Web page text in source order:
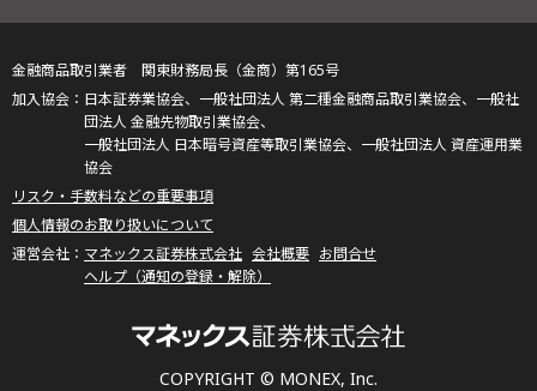
COPYRIGHT © MONEX, Inc.
金融商品取引業者 関東財務局長（金商）第165号
日本証券業協会、一般社団法人 第二種金融商品取引業協会、一般社
団法人 金融先物取引業協会、
一般社団法人 日本暗号資産等取引業協会、一般社団法人 資産運用業
協会
リスク・手数料などの重要事項
個人情報のお取り扱いについて
マネックス証券株式会社 会社概要 お問合せ
ヘルプ（通知の登録・解除）